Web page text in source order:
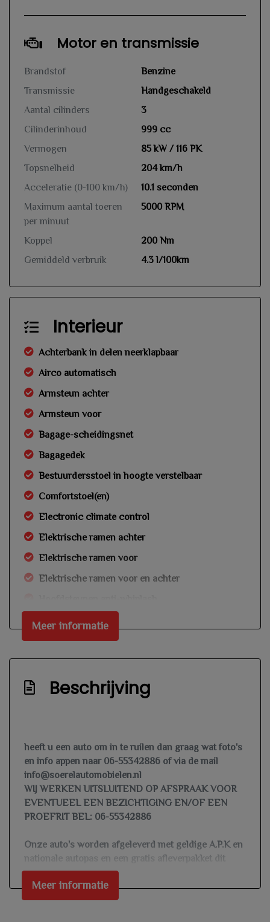
Motor en transmissie
Brandstof
Benzine
Transmissie
Handgeschakeld
Aantal cilinders
3
Cilinderinhoud
999 cc
Vermogen
85 kW / 116 PK
Topsnelheid
204 km/h
Acceleratie (0-100 km/h)
10.1 seconden
Maximum aantal toeren
per minuut
5000 RPM
Koppel
200 Nm
Gemiddeld verbruik
4.3 l/100km
Interieur
Achterbank in delen neerklapbaar
Airco automatisch
Armsteun achter
Armsteun voor
Bagage-scheidingsnet
Bagagedek
Bestuurdersstoel in hoogte verstelbaar
Comfortstoel(en)
Electronic climate control
Elektrische ramen achter
Elektrische ramen voor
Elektrische ramen voor en achter
Lederen versnellingspook
Lendesteun(en) verstelbaar
Passagiersstoel in hoogte verstelbaar
Stuur en versnellingspook (kunst)leder
Stuurbekrachtiging snelheidsafhankelijk
Overige
Achteropkomend verkeer waarschuwing
Anti blokkeer systeem
Bestuurdersairbag
Bots herkenning en activatie
Meer informatie
Beschrijving
heeft u een auto om in te ruilen dan graag wat foto's
en info appen naar 06-55342886 of via de mail
info@soerelautomobielen.nl
WIJ WERKEN UITSLUITEND OP AFSPRAAK VOOR
EVENTUEEL EEN BEZICHTIGING EN/OF EEN
PROEFRIT BEL: 06-55342886
Onze auto's worden afgeleverd met geldige A.P.K en
nationale autopas en een gratis afleverpakket dit
betekend controle vloeistoffen, te naamstellen
voertuig, vrijwaren inruil auto, en de auto word
gewassen geleverd.
Meer informatie